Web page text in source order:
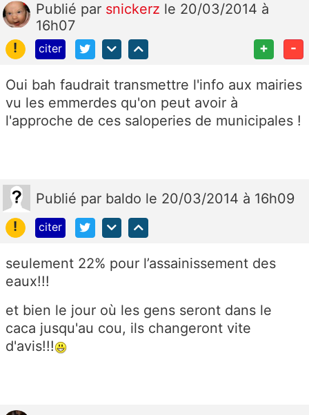
Publié par snickerz le 20/03/2014 à
16h07
!
citer + -
Oui bah faudrait transmettre l'info aux mairies
vu les emmerdes qu'on peut avoir à
l'approche de ces saloperies de municipales !
Publié par baldo le 20/03/2014 à 16h09
!
citer
seulement 22% pour l’assainissement des
eaux!!!
et bien le jour où les gens seront dans le
caca jusqu'au cou, ils changeront vite
d'avis!!!